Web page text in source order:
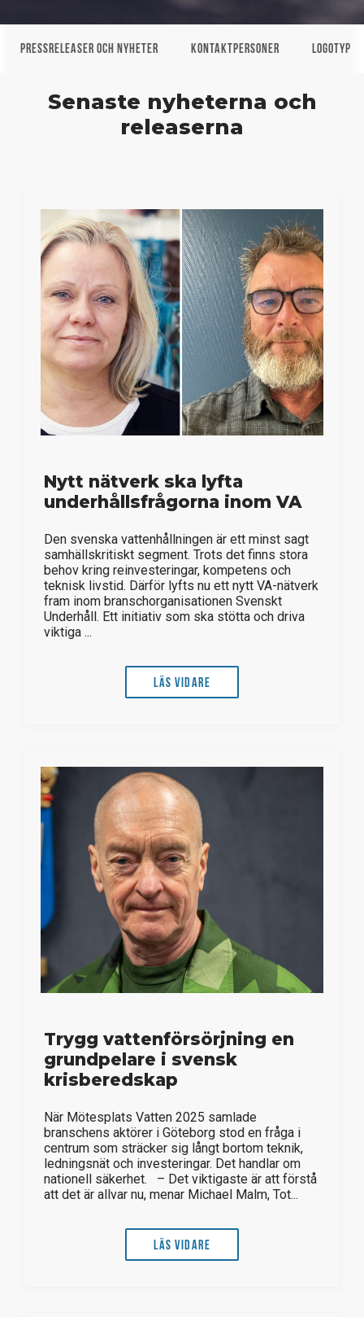
Pressreleaser och nyheter Kontaktpersoner Logotyp
Senaste nyheterna och
releaserna
Nytt nätverk ska lyfta
underhållsfrågorna inom VA
Den svenska vattenhållningen är ett minst sagt
samhällskritiskt segment. Trots det finns stora
behov kring reinvesteringar, kompetens och
teknisk livstid. Därför lyfts nu ett nytt VA-nätverk
fram inom branschorganisationen Svenskt
Underhåll. Ett initiativ som ska stötta och driva
viktiga ...
Läs vidare
Trygg vattenförsörjning en
grundpelare i svensk
krisberedskap
När Mötesplats Vatten 2025 samlade
branschens aktörer i Göteborg stod en fråga i
centrum som sträcker sig långt bortom teknik,
ledningsnät och investeringar. Det handlar om
nationell säkerhet. – Det viktigaste är att förstå
att det är allvar nu, menar Michael Malm, Tot...
Läs vidare